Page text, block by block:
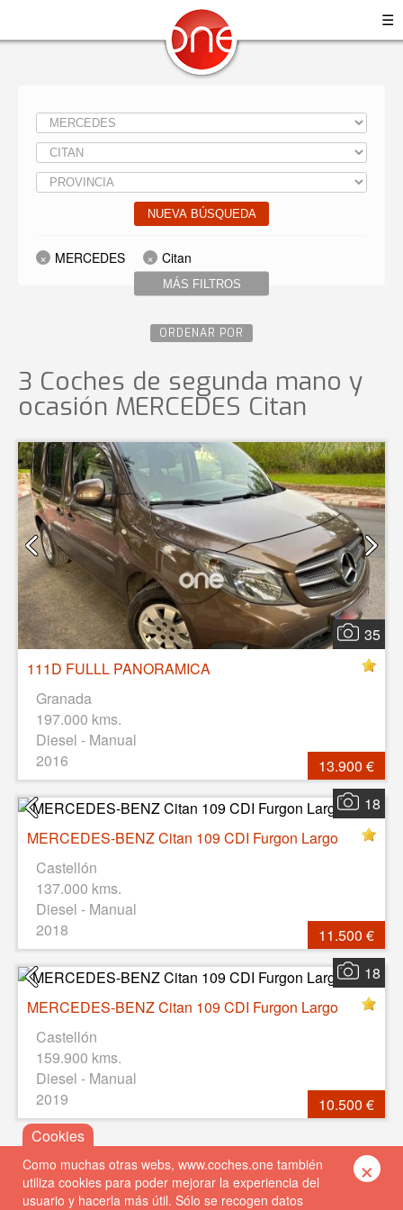
☰
NUEVA BÚSQUEDA
MÁS FILTROS
MERCEDES Citan
ORDENAR POR
3 Coches de segunda mano y
ocasión MERCEDES Citan
35
111D FULLL PANORAMICA
Granada
197.000 kms.
Diesel - Manual
2016
13.900 €
18
MERCEDES-BENZ Citan 109 CDI Furgon Largo
Castellón
137.000 kms.
Diesel - Manual
2018
11.500 €
18
MERCEDES-BENZ Citan 109 CDI Furgon Largo
Castellón
159.900 kms.
Diesel - Manual
2019
10.500 €
Como muchas otras webs, www.coches.one también
utiliza cookies para poder mejorar la experiencia del
usuario y hacerla más útil. Sólo se recogen datos
×